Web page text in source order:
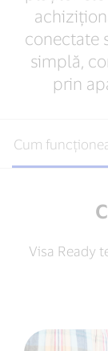
conectate
simplă,
prin
Cum
Visa Ready